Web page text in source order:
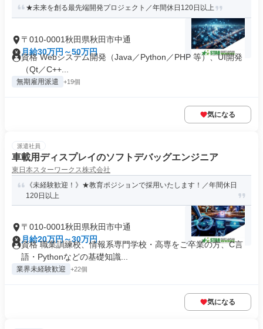
★未来を創る最先端開発プロジェクト／年間休日120日以上
〒010-0001秋田県秋田市中通
月給30万円～50万円
資格 Webシステム開発（Java／Python／PHP 等）、UI開発
（Qt／C++...
無期雇用派遣 +19個
気になる
派遣社員
車載用ディスプレイのソフトデバッグエンジニア
東日本スターワークス株式会社
《未経験歓迎！》★教育ポジションで採用いたします！／年間休日
120日以上
〒010-0001秋田県秋田市中通
月給20万円～30万円
資格 職業訓練校、情報系専門学校・高専をご卒業の方、C言
語・Pythonなどの基礎知識...
業界未経験歓迎 +22個
気になる